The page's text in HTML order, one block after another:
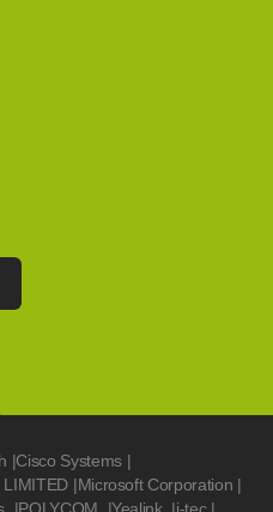
|Cisco Systems |
LIMITED |Microsoft Corporation |